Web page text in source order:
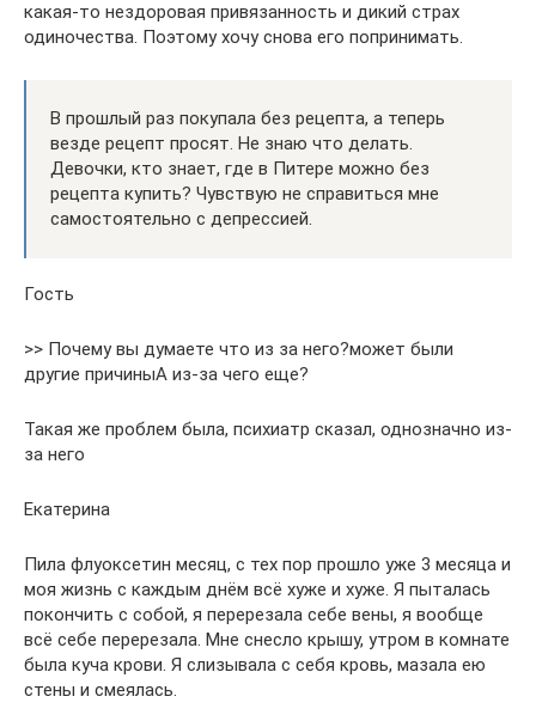
какая-то нездоровая привязанность и дикий страх
одиночества. Поэтому хочу снова его попринимать.
В прошлый раз покупала без рецепта, а теперь
везде рецепт просят. Не знаю что делать.
Девочки, кто знает, где в Питере можно без
рецепта купить? Чувствую не справиться мне
самостоятельно с депрессией.
Гость
>> Почему вы думаете что из за него?может были
другие причиныА из-за чего еще?
Такая же проблем была, психиатр сказал, однозначно из-
за него
Екатерина
Пила флуоксетин месяц, с тех пор прошло уже 3 месяца и
моя жизнь с каждым днём всё хуже и хуже. Я пыталась
покончить с собой, я перерезала себе вены, я вообще
всё себе перерезала. Мне снесло крышу, утром в комнате
была куча крови. Я слизывала с себя кровь, мазала ею
стены и смеялась.